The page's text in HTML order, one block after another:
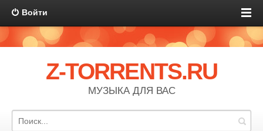
Войти
Z-TORRENTS.RU
МУЗЫКА ДЛЯ ВАС